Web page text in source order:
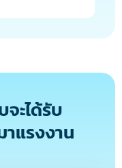
ะได้รับ
าแรงงาน